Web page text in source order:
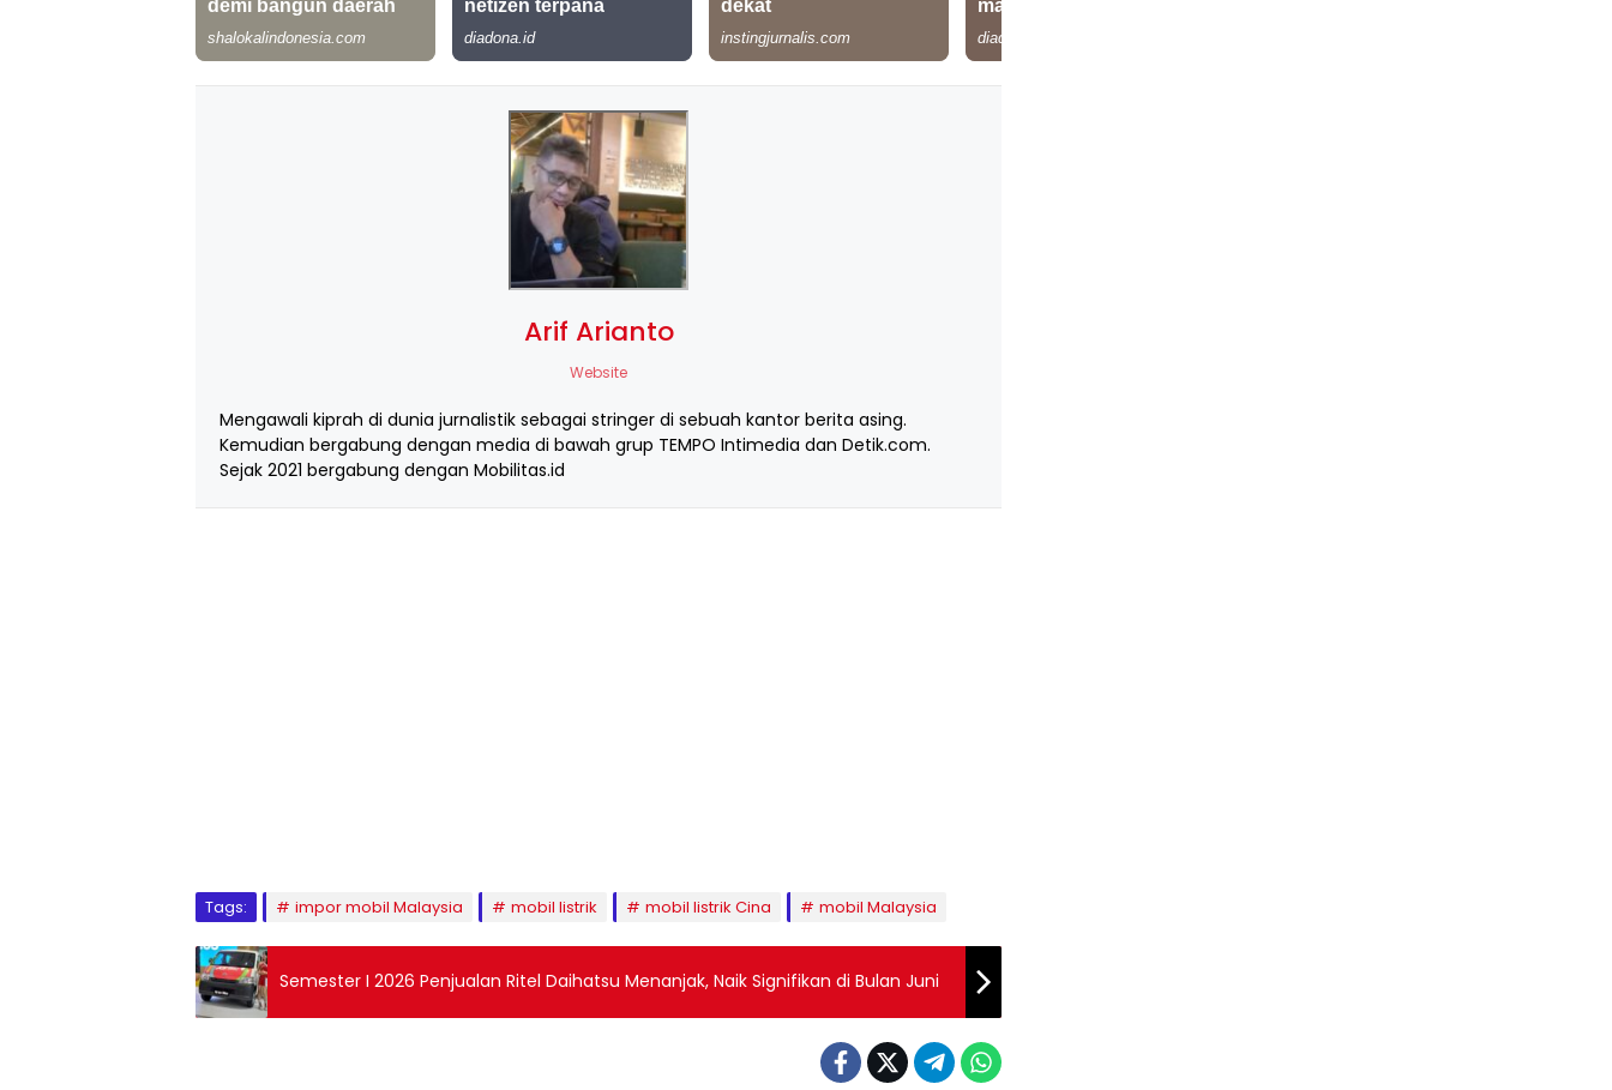
Arif Arianto
Website
Mengawali kiprah di dunia jurnalistik sebagai stringer di sebuah kantor berita asing.
Kemudian bergabung dengan media di bawah grup TEMPO Intimedia dan Detik.com.
Sejak 2021 bergabung dengan Mobilitas.id
Tags: impor mobil Malaysia mobil listrik mobil listrik Cina mobil Malaysia
Semester I 2026 Penjualan Ritel Daihatsu Menanjak, Naik Signifikan di Bulan Juni